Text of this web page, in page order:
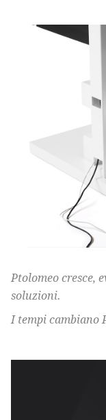
Ptolomeo cresce,
soluzioni.
I tempi cambiano